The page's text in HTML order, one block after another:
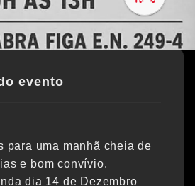
evento
para uma manhã cheia de
e bom convívio.
dia 14 de Dezembro